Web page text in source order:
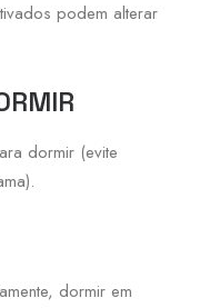
podem alterar
dormir (evite
dormir em